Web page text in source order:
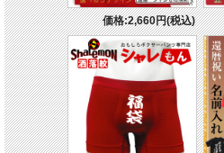
価格:2,660円(税込)